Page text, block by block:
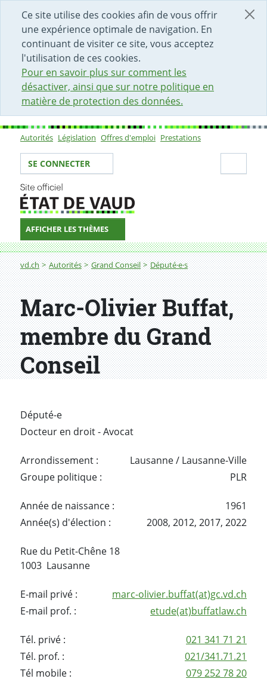
Ce site utilise des cookies afin de vous offrir
une expérience optimale de navigation. En
continuant de visiter ce site, vous acceptez
l'utilisation de ces cookies.
Pour en savoir plus sur comment les
désactiver, ainsi que sur notre politique en
matière de protection des données.
DÉBUT DU CONTENU DE LA PAGE
ACCÈS AU CHAMP DE RECHERCHE
PAGE D'ACCUEIL
FORMULAIRE DE CONTACT
Sous-navigation
Autorités Législation Offres d'emploi Prestations
Votre identité
SE CONNECTER
AFFICHER LES THÈMES
Fil d'Ariane
vd.ch Autorités Grand Conseil Député·e·s
Marc-Olivier Buffat,
membre du Grand
Conseil
Député-e
Docteur en droit - Avocat
Arrondissement :
Lausanne / Lausanne-Ville
Groupe politique :
PLR
Année de naissance :
1961
Année(s) d'élection :
2022
2017,
2012,
2008,
Rue du Petit-Chêne 18
1003 Lausanne
E-mail privé :
marc-olivier.buffat(at)gc.vd.ch
E-mail prof. :
etude(at)buffatlaw.ch
Tél. privé :
021 341 71 21
Tél. prof. :
021/341.71.21
Tél mobile :
079 252 78 20